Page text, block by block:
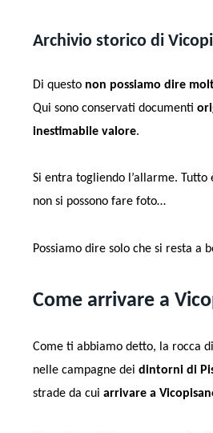
Archivio storico di
Di questo non possiamo dire
Qui sono conservati documenti
inestimabile valore.
Si entra togliendo l’allarme. Tutto
non si possono fare foto…
Possiamo dire solo che si resta a
Come arrivare a
Come ti abbiamo detto, la rocca
nelle campagne dei dintorni di
strade da cui arrivare a